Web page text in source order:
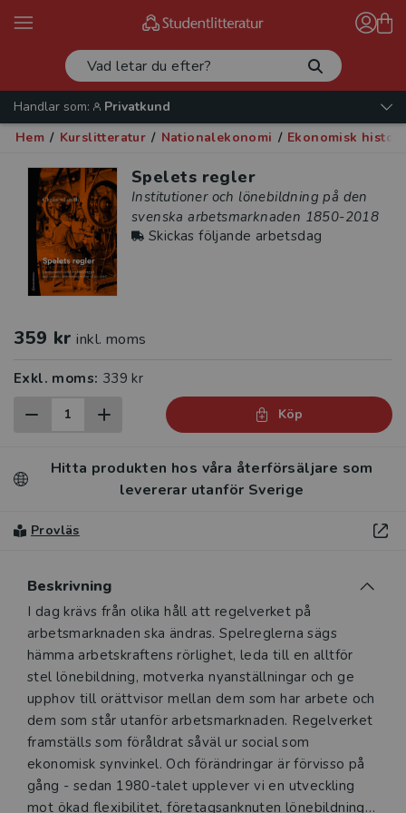
Handlar som:
Privatkund
Hem / Kurslitteratur / Nationalekonomi / Ekonomisk
Spelets regler
Institutioner och lönebildning på den
svenska arbetsmarknaden 1850-2018
Skickas följande arbetsdag
359 kr inkl. moms
Exkl. moms: 339 kr
Köp
Hitta produkten hos våra återförsäljare som
levererar utanför Sverige
Provläs
Beskrivning
Beskrivning
I dag krävs från olika håll att regelverket på
arbetsmarknaden ska ändras. Spelreglerna sägs
hämma arbetskraftens rörlighet, leda till en alltför
stel lönebildning, motverka nyanställningar och ge
upphov till orättvisor mellan dem som har arbete och
dem som står utanför arbetsmarknaden. Regelverket
framställs som föråldrat såväl ur social som
ekonomisk synvinkel. Och förändringar är förvisso på
gång - sedan 1980-talet upplever vi en utveckling
mot ökad flexibilitet, företagsanknuten lönebildning